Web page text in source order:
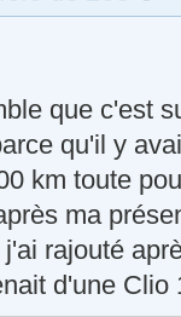
que c'est
qu'il y
km toute
ma
rajouté
d'une